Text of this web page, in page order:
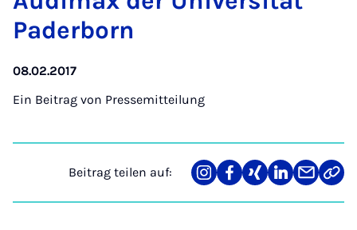
Pa­der­born
08.02.2017
Ein Beitrag von Pressemitteilung
Beitrag teilen auf:
Teilen
auf
Teilen
auf
Teilen
auf
Teilen
auf
Teilen
über
Link